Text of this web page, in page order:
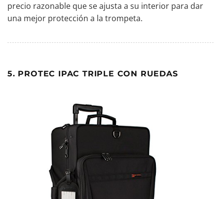
precio razonable que se ajusta a su interior para dar
una mejor protección a la trompeta.
5. PROTEC IPAC TRIPLE CON RUEDAS